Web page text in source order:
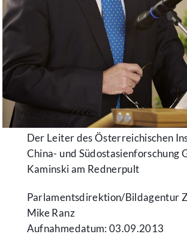
Der Leiter des Österreichischen
China- und Südostasienforschung
Kaminski am Rednerpult
Parlamentsdirektion/​Bildagentur
Mike Ranz
Aufnahmedatum: 03.09.2013